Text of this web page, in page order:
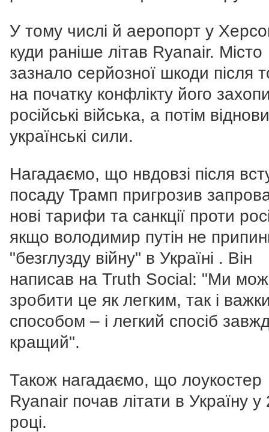
У тому числі й аеропорт у
куди раніше літав Ryanair. Місто
зазнало серйозної шкоди після
на початку конфлікту його
російські війська, а потім
українські сили.
Нагадаємо, що нвдовзі після
посаду Трамп пригрозив
нові тарифи та санкції проти
якщо володимир путін не
"безглузду війну" в Україні . Він
написав на Truth Social: "Ми
зробити це як легким, так і
способом – і легкий спосіб
кращий".
Також нагадаємо, що лоукостер
Ryanair почав літати в Україну у
році.